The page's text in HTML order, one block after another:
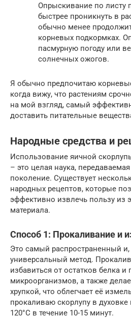
Опрыскивание по листу
быстрее проникнуть в
обычно менее
корневых подкормках.
пасмурную погоду или
солнечных ожогов.
Я обычно предпочитаю
когда вижу, что растениям
на мой взгляд, самый
доставить питательные
Народные средства и
Использование яичной
– это целая наука,
поколение. Существует
народных рецептов, которые
эффективно извлечь пользу из
материала.
Способ 1: Прокаливание и
Это самый распространенный
универсальный метод.
избавиться от остатков белка и
микроорганизмов, а также
хрупкой, что облегчает её
прокаливаю скорлупу в духовке
120°C в течение 10-15 минут.